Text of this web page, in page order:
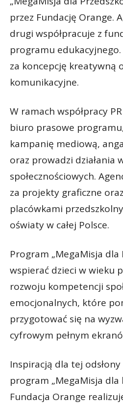
przez Fundację Orange.
drugi współpracuje z
programu
za koncepcję kreatywną
komunikacyjne.
W ramach współpracy
biuro prasowe
kampanię mediową,
oraz prowadzi działania
społecznościowych.
za projekty graficzne
placówkami
oświaty w całej Polsce.
Program „MegaMisja dla
wspierać dzieci w wieku
rozwoju kompetencji
emocjonalnych, które
przygotować się na
cyfrowym pełnym
Inspiracją dla tej
program „MegaMisja dla
Fundacja Orange